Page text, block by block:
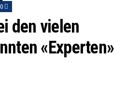
0
den vielen
«Experten»